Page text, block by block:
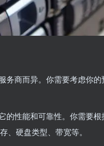
务商而异。你需要考虑你
的性能和可靠性。你需要
、硬盘类型、带宽等。